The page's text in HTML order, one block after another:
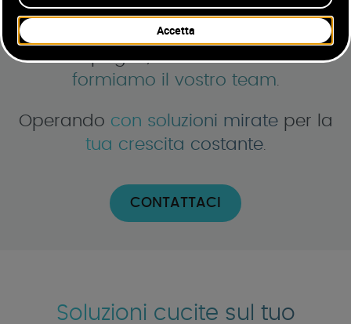
progettiamo la Strategia,strutturiamo
e ottimizziamo
le campagne, analizziamo i dati e
formiamo il vostro team
Operando con soluzioni mirate per la
tua crescita costante
CONTATTACI
Soluzioni cucite sul tuo